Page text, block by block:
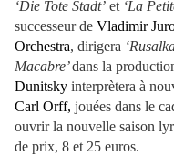
‘Die Tote Stadt’ et ‘La
successeur de Vladimir
Orchestra, dirigera
Macabre’dans la
Dunitsky interprètera à
Carl Orff, jouées dans le
ouvrir la nouvelle saison
de prix, 8 et 25 euros.